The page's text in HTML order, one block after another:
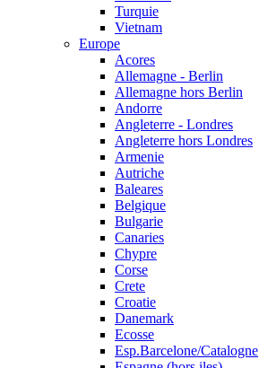
Turquie
Vietnam
Europe
Acores
Allemagne - Berlin
Allemagne hors Berlin
Andorre
Angleterre - Londres
Angleterre hors Londres
Armenie
Autriche
Baleares
Belgique
Bulgarie
Canaries
Chypre
Corse
Crete
Croatie
Danemark
Ecosse
Esp.Barcelone/Catalogne